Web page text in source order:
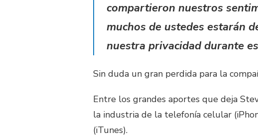
compartieron nuestros
muchos de ustedes estarán
nuestra privacidad durante
Sin duda un gran perdida para la
Entre los grandes aportes que deja
la industria de la telefonía celular
(iTunes).